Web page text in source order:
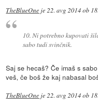
TheBlueOne je22. avg 2014 ob
10. Ni potrebno kupovati
sabo tudi svinčnik.
Saj se hecaš? Če imaš s
veš, če boš že kaj nabasal
TheBlueOne je22. avg 2014 ob